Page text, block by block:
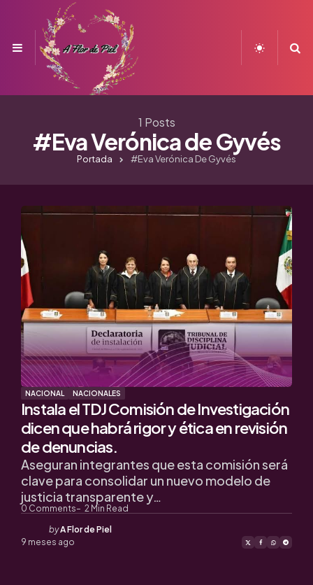
Menu
1 Posts
#Eva Verónica de Gyvés
Portada #Eva Verónica De Gyvés
NACIONAL NACIONALES
Instala el TDJ Comisión de Investigación
dicen que habrá rigor y ética en revisión
de denuncias.
0 Comments 2 Min Read
Aseguran integrantes que esta comisión será
clave para consolidar un nuevo modelo de
justicia transparente y…
Posted
by
byA Flor de Piel
9 meses ago